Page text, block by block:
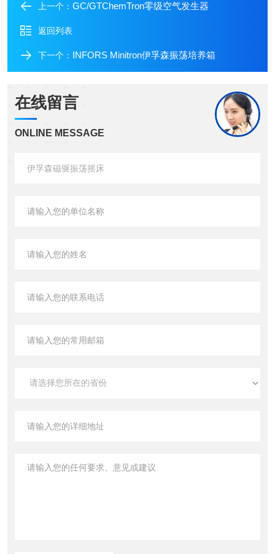
上一个： GC/GTChemTron零级空气发生器
返回列表
下一个： INFORS Minitron伊孚森振荡培养箱
在线留言
ONLINE MESSAGE